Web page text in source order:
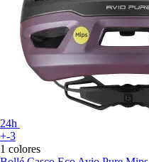
24h
+-3
1 colores